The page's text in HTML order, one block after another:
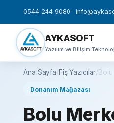
0544 244 9080 ·
AYKASOFT
Yazılım ve Bilişim
Ana Sayfa/Fiş Yazıcılar/
Donanım Mağazası
Bolu